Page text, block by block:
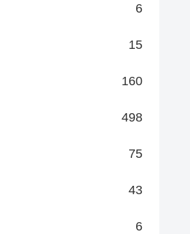
6
15
160
498
75
43
6